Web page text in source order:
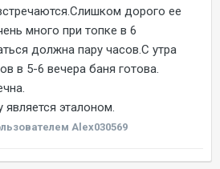
дорого ее
много при топке в 6
должна пару часов.С утра
в 5-6 вечера баня готова.
эталоном.
Alex030569